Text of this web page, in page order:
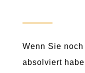
Wenn Sie
absolviert